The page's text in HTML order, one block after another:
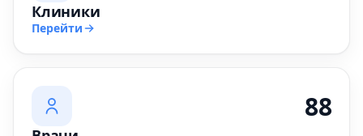
Клиники
Перейти
88